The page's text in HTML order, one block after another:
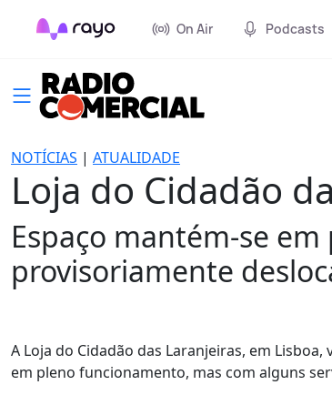
On Air Podcasts
NOTÍCIAS | ATUALIDADE
Loja do Cidadão
Espaço mantém-se
provisoriamente
A Loja do Cidadão das Laranjeiras, em
em pleno funcionamento, mas com alguns